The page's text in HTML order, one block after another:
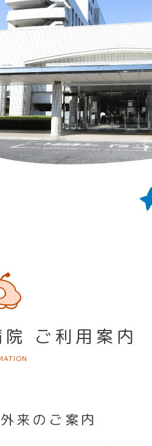
ご利用案内
外来のご案内